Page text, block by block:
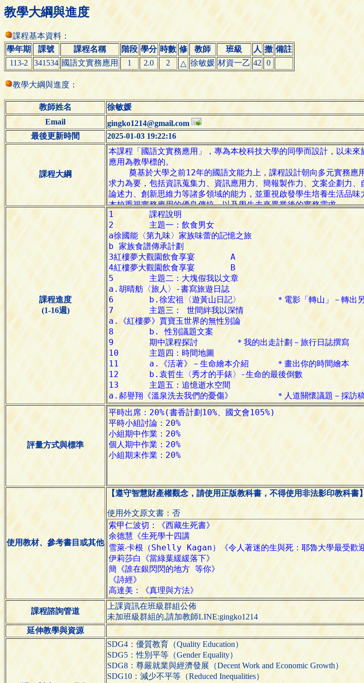
教學大綱與進度
課程基本資料：
學年期
課號 課程名稱 階段 學分 時數 修 教師 班級 人 撤 備註
113-2
341534 國語文實務應用 1 2.0 2 △ 徐敏媛 材資一乙 42 0
教學大綱與進度：
教師姓名
徐敏媛
Email
gingko1214@gmail.com
最後更新時間
2025-01-03 19:22:16
課程大綱
課程進度
(1-16週)
評量方式與標準
使用教材、參考書目或其他
【遵守智慧財產權觀念，請使用正版教科書，不得使用非法影印教科書】
使用外文原文書：否
課程諮詢管道
上課資訊在班級群組公佈
未加班級群組的,請加教師LINE:gingko1214
延伸教學與資源
SDG4：優質教育（Quality Education）
SDG5：性別平等（Gender Equality）
SDG8：尊嚴就業與經濟發展（Decent Work and Economic Growth）
SDG10：減少不平等（Reduced Inequalities）